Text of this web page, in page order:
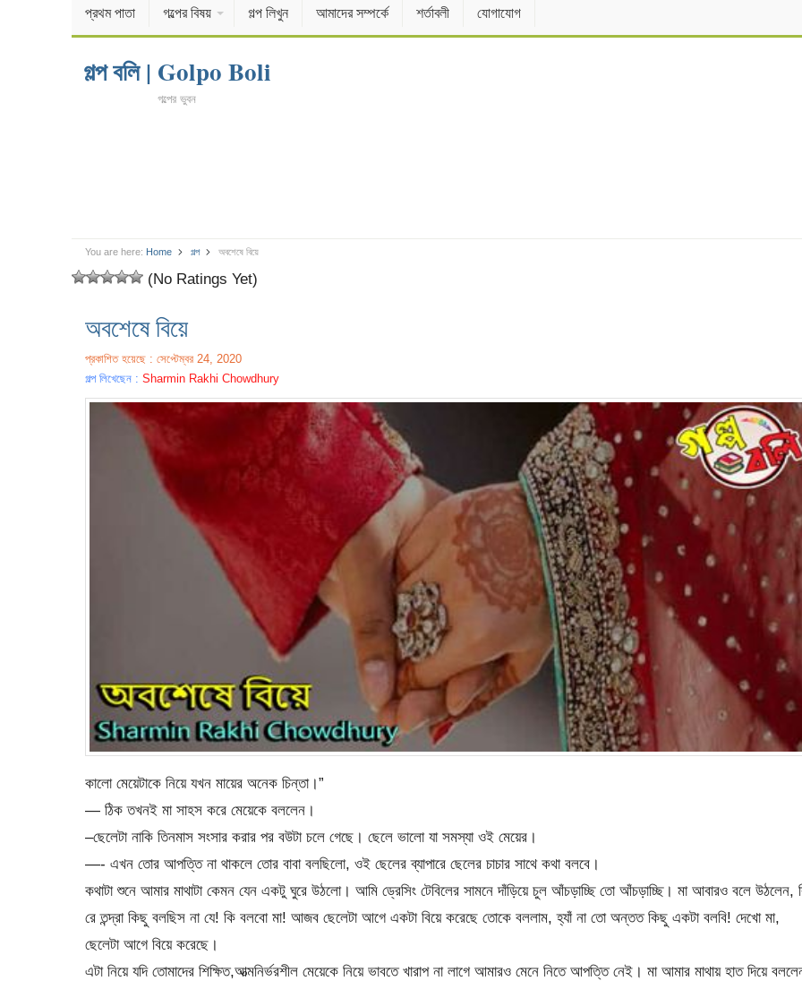
প্রথম পাতা গল্পের বিষয় গল্প লিখুন আমাদের সম্পর্কে শর্তাবলী যোগাযোগ
গল্প বলি | Golpo Boli
গল্পের ভুবন
You are here: Home গল্প অবশেষে বিয়ে
(No Ratings Yet)
অবশেষে বিয়ে
প্রকাশিত হয়েছে : সেপ্টেম্বর 24, 2020
গল্প লিখেছেন : Sharmin Rakhi Chowdhury
কালো মেয়েটাকে নিয়ে যখন মায়ের অনেক চিন্তা।”
— ঠিক তখনই মা সাহস করে মেয়েকে বললেন।
–ছেলেটা নাকি তিনমাস সংসার করার পর বউটা চলে গেছে। ছেলে ভালো যা সমস্যা ওই মেয়ের।
—- এখন তোর আপত্তি না থাকলে তোর বাবা বলছিলো, ওই ছেলের ব্যাপারে ছেলের চাচার সাথে কথা বলবে।
কথাটা শুনে আমার মাথাটা কেমন যেন একটু ঘুরে উঠলো। আমি ড্রেসিং টেবিলের সামনে দাঁড়িয়ে চুল আঁচড়াচ্ছি তো আঁচড়াচ্ছি। মা আবারও বলে উঠলেন,
রে তন্দ্রা কিছু বলছিস না যে! কি বলবো মা! আজব ছেলেটা আগে একটা বিয়ে করেছে তোকে বললাম, হ্যাঁ না তো অন্তত কিছু একটা বলবি! দেখো মা,
ছেলেটা আগে বিয়ে করেছে।
এটা নিয়ে যদি তোমাদের শিক্ষিত,আত্মনির্ভরশীল মেয়েকে নিয়ে ভাবতে খারাপ না লাগে আমারও মেনে নিতে আপত্তি নেই। মা আমার মাথায় হাত দিয়ে